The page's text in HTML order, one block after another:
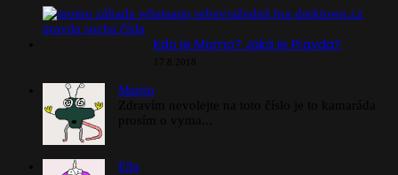
Kdo je Momo? Jaká je Pravda?
Martin
Ella